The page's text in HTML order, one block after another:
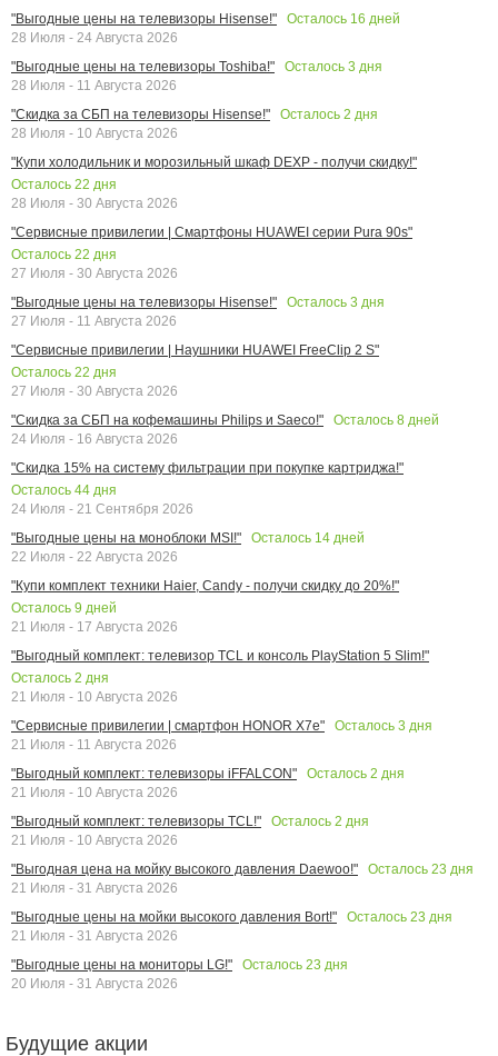
"Выгодные цены на телевизоры Hisense!"
Осталось 16 дней
28 Июля - 24 Августа 2026
"Выгодные цены на телевизоры Toshiba!"
Осталось 3 дня
28 Июля - 11 Августа 2026
"Скидка за СБП на телевизоры Hisense!"
Осталось 2 дня
28 Июля - 10 Августа 2026
"Купи холодильник и морозильный шкаф DEXP - получи скидку!"
Осталось 22 дня
28 Июля - 30 Августа 2026
"Сервисные привилегии | Смартфоны HUAWEI серии Pura 90s"
Осталось 22 дня
27 Июля - 30 Августа 2026
"Выгодные цены на телевизоры Hisense!"
Осталось 3 дня
27 Июля - 11 Августа 2026
"Сервисные привилегии | Наушники HUAWEI FreeClip 2 S"
Осталось 22 дня
27 Июля - 30 Августа 2026
"Скидка за СБП на кофемашины Philips и Saeco!"
Осталось 8 дней
24 Июля - 16 Августа 2026
"Скидка 15% на систему фильтрации при покупке картриджа!"
Осталось 44 дня
24 Июля - 21 Сентября 2026
"Выгодные цены на моноблоки MSI!"
Осталось 14 дней
22 Июля - 22 Августа 2026
"Купи комплект техники Haier, Candy - получи скидку до 20%!"
Осталось 9 дней
21 Июля - 17 Августа 2026
"Выгодный комплект: телевизор TCL и консоль PlayStation 5 Slim!"
Осталось 2 дня
21 Июля - 10 Августа 2026
"Сервисные привилегии | смартфон HONOR X7e"
Осталось 3 дня
21 Июля - 11 Августа 2026
"Выгодный комплект: телевизоры iFFALCON"
Осталось 2 дня
21 Июля - 10 Августа 2026
"Выгодный комплект: телевизоры TCL!"
Осталось 2 дня
21 Июля - 10 Августа 2026
"Выгодная цена на мойку высокого давления Daewoo!"
Осталось 23 дня
21 Июля - 31 Августа 2026
"Выгодные цены на мойки высокого давления Bort!"
Осталось 23 дня
21 Июля - 31 Августа 2026
"Выгодные цены на мониторы LG!"
Осталось 23 дня
20 Июля - 31 Августа 2026
Будущие акции